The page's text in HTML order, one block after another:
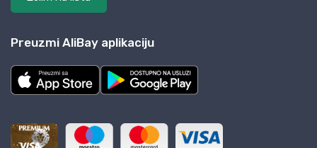
Preuzmi AliBay aplikaciju